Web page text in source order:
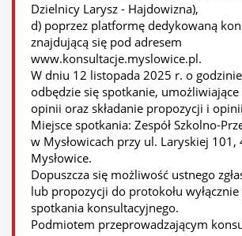
Dzielnicy Larysz - Hajdowizna),
d) poprzez platformę dedykowaną
znajdującą się pod adresem
www.konsultacje.myslowice.pl.
W dniu 12 listopada 2025 r. o
odbędzie się spotkanie,
opinii oraz składanie propozycji i
Miejsce spotkania: Zespół Szkolno-
w Mysłowicach przy ul. Laryskiej 101,
Mysłowice.
Dopuszcza się możliwość ustnego
lub propozycji do protokołu wyłącznie
spotkania konsultacyjnego.
Podmiotem przeprowadzającym